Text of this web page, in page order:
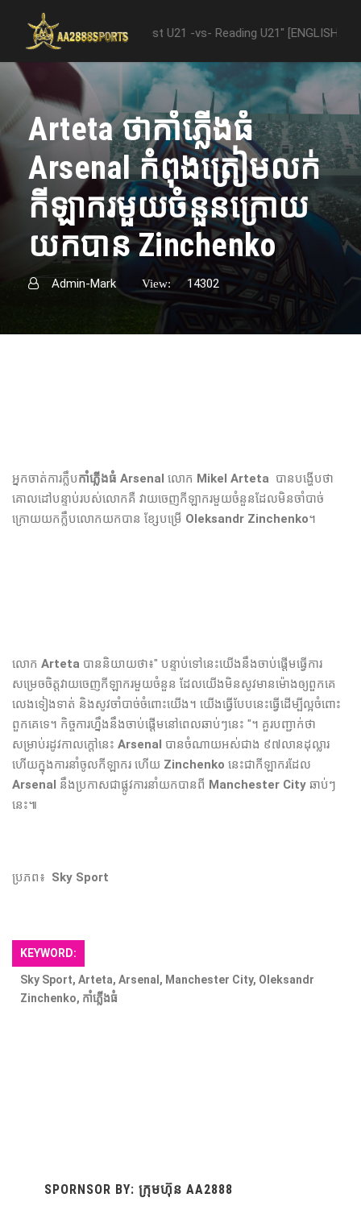
"Nottingham Forest U21 -vs- Reading U21" [ENGLISH
Arteta ថាកាំភ្លើងធំ​
Arsenal កំពុងត្រៀមលក់
កីឡាករមួយចំនួន​ក្រោយ​
យក​បាន​ Zinchenko
Admin-Mark View: 14302
អ្នកចាត់ការ​ក្លឹបកាំភ្លើងធំ​ Arsenal លោក​ Mikel Arteta បាន​បង្ហើប​ថា​
គោលដៅ​បន្ទាប់​របស់​លោក​គឺ​ វាយ​ចេញ​កីឡាករ​មួយ​ចំនួន​ដែល​មិន​ចាំបាច់​
ក្រោយ​យក​ក្លឹប​លោក​យក​បាន​ ខ្សែបម្រើ​ Oleksandr Zinchenko។
លោក​ Arteta បាន​និយាយ​ថា​៖" បន្ទាប់​ទៅ​នេះ​យើង​នឹង​ចាប់​ផ្ដើម​ធ្វើ​ការ​
សម្រេច​ចិត្ត​វាយ​ចេញ​កីឡាករ​មួយ​ចំនួន​ ដែល​យើង​មិន​សូវ​មាន​ម៉ោង​ឲ្យ​ពួក​គេ​
លេង​ទៀងទាត់​ និង​សូវ​ចាំបាច់​ចំពោះ​យើង​។ យើង​ធ្វើ​បែប​នេះ​ធ្វើ​ដើម្បី​ល្អ​ចំពោះ​
ពួក​គេ​ទេ​។ កិច្ចការ​ហ្នឹង​នឹង​ចាប់​ផ្ដើម​នៅពេល​ឆាប់ៗ​នេះ​ "។ គួរបញ្ជាក់ថា
សម្រាប់​រដូវកាល​ក្ដៅ​នេះ​ Arsenal បាន​ចំណាយ​អស់​ជាង​ ៩៧លានដុល្លារ​
ហើយ​ក្នុង​ការនាំ​ចូល​កីឡាករ​ ហើយ​ Zinchenko នេះ​ជា​កីឡាករ​ដែល​
Arsenal នឹង​ប្រកាស​ជា​ផ្លូវការ​នាំយក​បាន​ពី​ Manchester City ឆាប់ៗ​
នេះ​៕
ប្រភព៖ Sky Sport
KEYWORD:
Sky Sport, Arteta, Arsenal, Manchester City, Oleksandr
Zinchenko, កាំភ្លើងធំ​
SPORNSOR BY: ក្រុមហ៊ុន AA2888